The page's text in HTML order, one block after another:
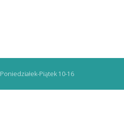
Poniedziałek-Piątek 10-16